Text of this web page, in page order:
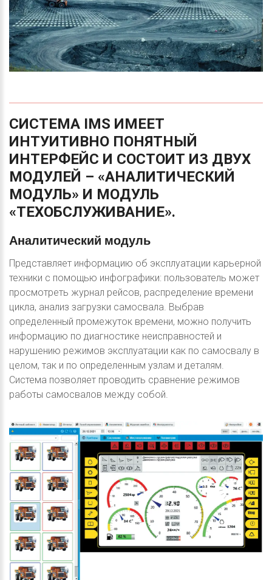
СИСТЕМА IMS ИМЕЕТ
ИНТУИТИВНО ПОНЯТНЫЙ
ИНТЕРФЕЙС И СОСТОИТ ИЗ ДВУХ
МОДУЛЕЙ – «АНАЛИТИЧЕСКИЙ
МОДУЛЬ» И МОДУЛЬ
«ТЕХОБСЛУЖИВАНИЕ».
Аналитический модуль
Представляет информацию об эксплуатации карьерной
техники с помощью инфографики: пользователь может
просмотреть журнал рейсов, распределение времени
цикла, анализ загрузки самосвала. Выбрав
определенный промежуток времени, можно получить
информацию по диагностике неисправностей и
нарушению режимов эксплуатации как по самосвалу в
целом, так и по определенным узлам и деталям.
Система позволяет проводить сравнение режимов
работы самосвалов между собой.